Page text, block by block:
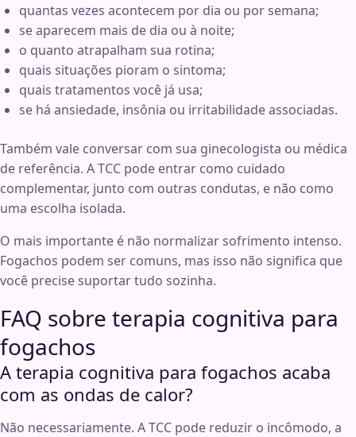
quantas vezes acontecem por dia ou por semana;
se aparecem mais de dia ou à noite;
o quanto atrapalham sua rotina;
quais situações pioram o sintoma;
quais tratamentos você já usa;
se há ansiedade, insônia ou irritabilidade associadas.
Também vale conversar com sua ginecologista ou médica
de referência. A TCC pode entrar como cuidado
complementar, junto com outras condutas, e não como
uma escolha isolada.
O mais importante é não normalizar sofrimento intenso.
Fogachos podem ser comuns, mas isso não significa que
você precise suportar tudo sozinha.
FAQ sobre terapia cognitiva para
fogachos
A terapia cognitiva para fogachos acaba
com as ondas de calor?
Não necessariamente. A TCC pode reduzir o incômodo, a